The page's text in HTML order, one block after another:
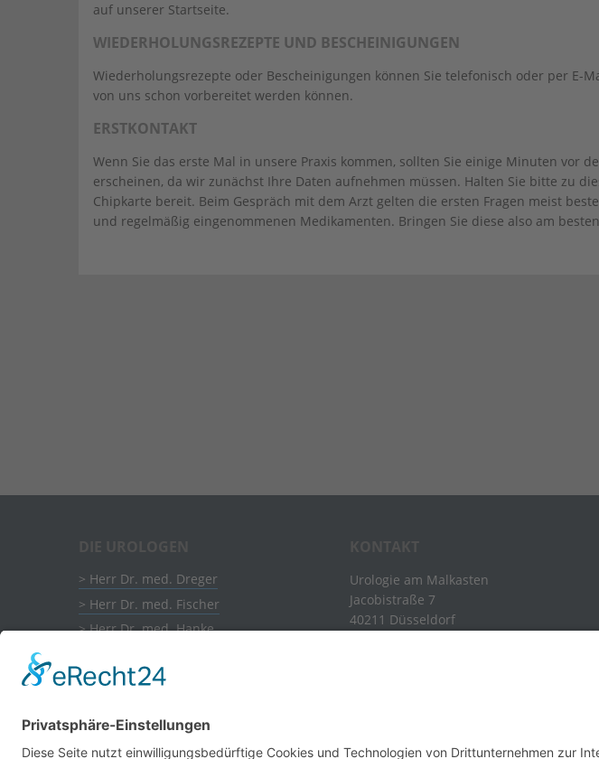
auf unserer Startseite.
WIEDERHOLUNGSREZEPTE UND BESCHEINIGUNGEN
Wiederholungsrezepte oder Bescheinigungen können Sie telefonisch oder per E-
von uns schon vorbereitet werden können.
ERSTKONTAKT
Wenn Sie das erste Mal in unsere Praxis kommen, sollten Sie einige Minuten vor
erscheinen, da wir zunächst Ihre Daten aufnehmen müssen. Halten Sie bitte zu
Chipkarte bereit. Beim Gespräch mit dem Arzt gelten die ersten Fragen meist
und regelmäßig eingenommenen Medikamenten. Bringen Sie diese also am
Herr Dr. med. Dreger
Herr Dr. med. Fischer
Herr Dr. med. Hanke
Frau Dr. med. Nolte
Herr Dr. med. Schöls
Urologie am Malkasten
Jacobistraße 7
40211 Düsseldorf